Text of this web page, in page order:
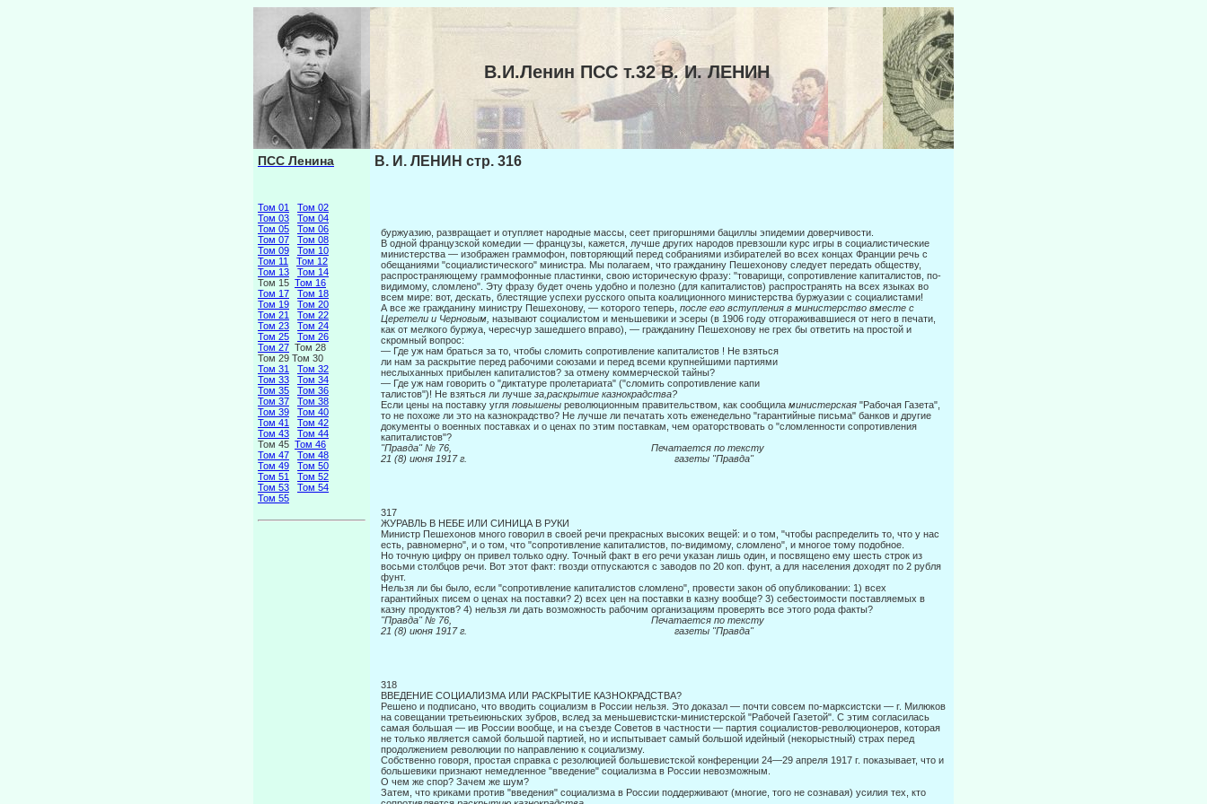
В.И.Ленин ПСС т.32 В. И. ЛЕНИН
ПСС Ленина
Том 01
Том 02
Том 03
Том 04
Том 05
Том 06
Том 07
Том 08
Том 09
Том 10
Том 11
Том 12
Том 13
Том 14
Том 15 Том 16
Том 17
Том 18
Том 19
Том 20
Том 21
Том 22
Том 23
Том 24
Том 25
Том 26
Том 27 Том 28
Том 29 Том 30
Том 31
Том 32
Том 33
Том 34
Том 35
Том 36
Том 37
Том 38
Том 39
Том 40
Том 41
Том 42
Том 43
Том 44
Том 45 Том 46
Том 47
Том 48
Том 49
Том 50
Том 51
Том 52
Том 53
Том 54
Том 55
В. И. ЛЕНИН стр. 316
буржуазию, развращает и отупляет народные массы, сеет пригоршнями бациллы эпи­демии доверчивости.
В одной французской комедии — французы, кажется, лучше других народов пре­взошли курс игры в социалистические
министерства — изображен граммофон, повто­ряющий перед собраниями избирателей во всех концах Франции речь с
обещаниями "социалистического" министра. Мы полагаем, что гражданину Пешехонову следует передать обществу,
распространяющему граммофонные пластинки, свою историче­скую фразу: "товарищи, сопротивление капиталистов, по-
видимому, сломлено". Эту фразу будет очень удобно и полезно (для капиталистов) распространять на всех языках во
всем мире: вот, дескать, блестящие успехи русского опыта коалиционного мини­стерства буржуазии с социалистами!
А все же гражданину министру Пешехонову, — которого теперь, после его вступле­ния в министерство вместе с
Церетели и Черновым, называют социалистом и мень­шевики и эсеры (в 1906 году отгораживавшиеся от него в печати,
как от мелкого бур­жуа, чересчур зашедшего вправо), — гражданину Пешехонову не грех бы ответить на простой и
скромный вопрос:
— Где уж нам браться за то, чтобы сломить сопротивление капиталистов ! Не взяться
ли нам за раскрытие перед рабочими союзами и перед всеми крупнейшими партиями
неслыханных прибылен капиталистов? за отмену коммерческой тайны?
— Где уж нам говорить о "диктатуре пролетариата" ("сломить сопротивление капи­
талистов")! Не взяться ли лучше за,раскрытие казнокрадства?
Если цены на поставку угля повышены революционным правительством, как сооб­щила министерская "Рабочая Газета",
то не похоже ли это на казнокрадство? Не лучше ли печатать хоть еженедельно "гарантийные письма" банков и другие
документы о во­енных поставках и о ценах по этим поставкам, чем ораторствовать о "сломленности со­противления
капиталистов"?
"Правда" № 76, Печатается по тексту
21 (8) июня 1917 г. газеты "Правда"
317
ЖУРАВЛЬ В НЕБЕ ИЛИ СИНИЦА В РУКИ
Министр Пешехонов много говорил в своей речи прекрасных высоких вещей: и о том, "чтобы распределить то, что у нас
есть, равномерно", и о том, что "сопротивление капиталистов, по-видимому, сломлено", и многое тому подобное.
Но точную цифру он привел только одну. Точный факт в его речи указан лишь один, и посвящено ему шесть строк из
восьми столбцов речи. Вот этот факт: гвозди отпуска­ются с заводов по 20 коп. фунт, а для населения доходят по 2 рубля
фунт.
Нельзя ли бы было, если "сопротивление капиталистов сломлено", провести закон об опубликовании: 1) всех
гарантийных писем о ценах на поставки? 2) всех цен на по­ставки в казну вообще? 3) себестоимости поставляемых в
казну продуктов? 4) нельзя ли дать возможность рабочим организациям проверять все этого рода факты?
"Правда" № 76, Печатается по тексту
21 (8) июня 1917 г. газеты "Правда"
318
ВВЕДЕНИЕ СОЦИАЛИЗМА ИЛИ РАСКРЫТИЕ КАЗНОКРАДСТВА?
Решено и подписано, что вводить социализм в России нельзя. Это доказал — почти совсем по-марксистски — г. Милюков
на совещании третьеиюньских зубров, вслед за меньшевистски-министерской "Рабочей Газетой". С этим согласилась
самая большая — ив России вообще, и на съезде Советов в частности — партия социалистов-революционеров, которая
не только является самой большой партией, но и испытывает самый большой идейный (некорыстный) страх перед
продолжением революции по на­правлению к социализму.
Собственно говоря, простая справка с резолюцией большевистской конференции 24—29 апреля 1917 г. показывает, что и
большевики признают немедленное "введе­ние" социализма в России невозможным.
О чем же спор? Зачем же шум?
Затем, что криками против "введения" социализма в России поддерживают (многие, того не сознавая) усилия тех, кто